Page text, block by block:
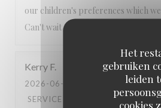
Het
gebruiken
leiden
cookies
our children's preferences which
Can't wait to visit again!
Kerry F
2026-06-06
- 18:30 - GASTEN 2
SERVICE
ATMOSFEER: 5/5